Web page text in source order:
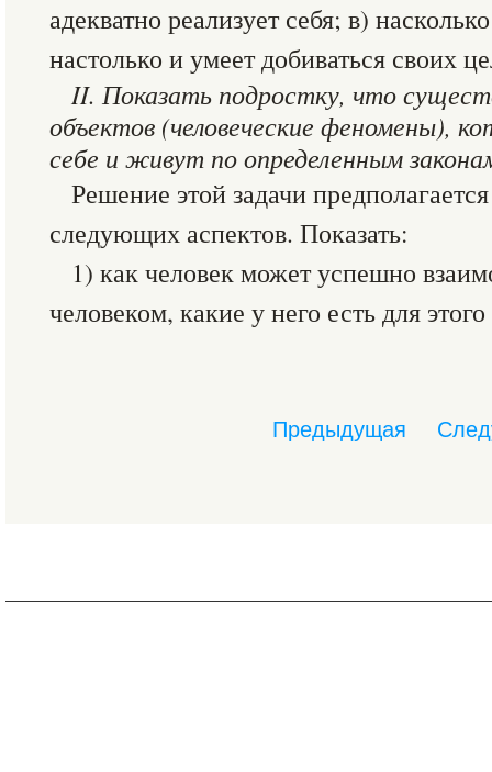
адекватно реализует себя; в)
настолько и умеет добиваться своих
II. Показать подростку, что
объектов (человеческие феномены),
себе и живут по определенным
Решение этой задачи
следующих аспектов. Показать:
1) как человек может успешно
человеком, какие у него есть для
Предыдущая